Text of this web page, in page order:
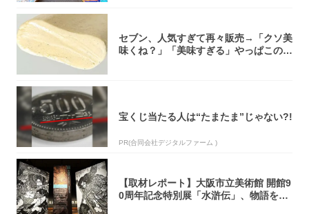
セブン、人気すぎて再々販売→「クソ美
味くね？」「美味すぎる」やっぱこのク
宝くじ当たる人は“たまたま”じゃない?!
PR(合同会社デジタルファーム )
【取材レポート】大阪市立美術館 開館9
0周年記念特別展「水滸伝」、物語を知